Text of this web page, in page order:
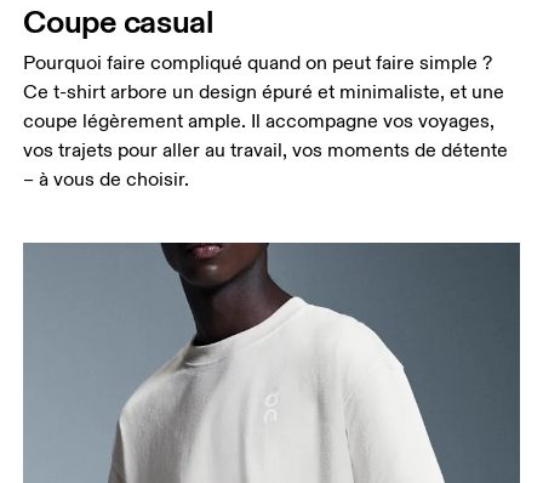
Coupe casual
Pourquoi faire compliqué quand on peut faire simple ?
Ce t-shirt arbore un design épuré et minimaliste, et une
coupe légèrement ample. Il accompagne vos voyages,
vos trajets pour aller au travail, vos moments de détente
– à vous de choisir.